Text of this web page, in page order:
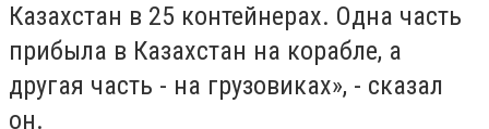
Казахстан в 25 контейнерах. Одна часть
прибыла в Казахстан на корабле, а
другая часть - на грузовиках», - сказал
он.